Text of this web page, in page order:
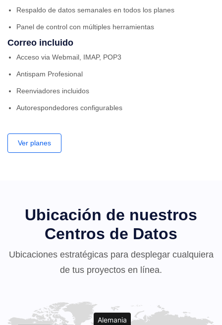
Respaldo de datos semanales en todos los planes
Panel de control con múltiples herramientas
Correo incluido
Acceso via Webmail, IMAP, POP3
Antispam Profesional
Reenviadores incluidos
Autorespondedores configurables
Ver planes
Ubicación de nuestros
Centros de Datos
Ubicaciones estratégicas para desplegar cualquiera
de tus proyectos en línea.
Alemania